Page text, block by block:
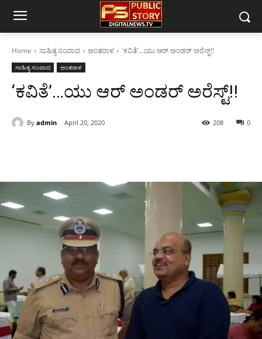
Home ಸಾಹಿತ್ಯ ಸಂವಾದ ಅಂತರಾಳ 'ಕವಿತೆ'...ಯು ಆರ್ ಅಂಡರ್ ಅರೆಸ್ಟ್!!
ಸಾಹಿತ್ಯ ಸಂವಾದ ಅಂತರಾಳ
‘ಕವಿತೆ’…ಯು ಆರ್ ಅಂಡರ್ ಅರೆಸ್ಟ್!!
By admin April 20, 2020 0
208